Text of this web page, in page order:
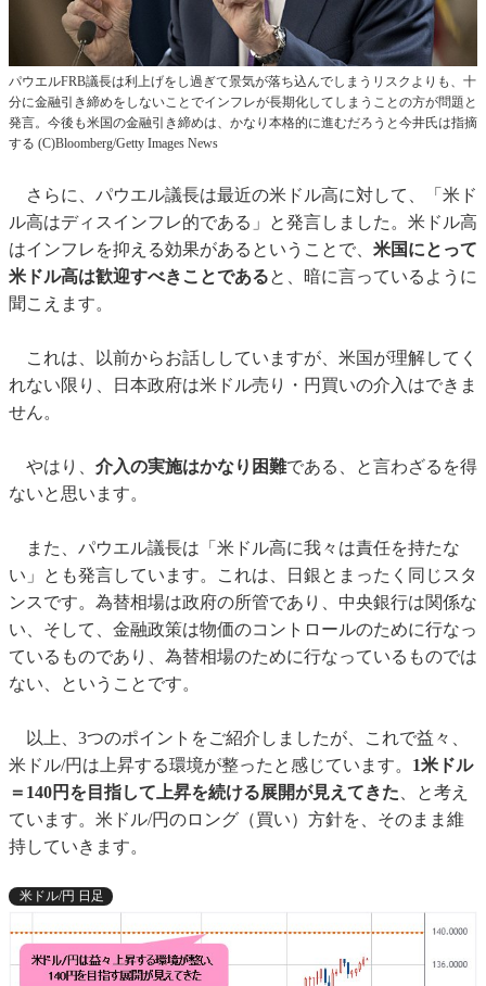
パウエルFRB議長は利上げをし過ぎて景気が落ち込んでしまうリスクよりも、十
分に金融引き締めをしないことでインフレが長期化してしまうことの方が問題と
発言。今後も米国の金融引き締めは、かなり本格的に進むだろうと今井氏は指摘
する (C)Bloomberg/Getty Images News
さらに、パウエル議長は最近の米ドル高に対して、「米ド
ル高はディスインフレ的である」と発言しました。米ドル高
はインフレを抑える効果があるということで、 米国にとって
米ドル高は歓迎すべきことであると、暗に言っているように
聞こえます。
これは、以前からお話ししていますが、米国が理解してく
れない限り、日本政府は米ドル売り・円買いの介入はできま
せん。
やはり、 介入の実施はかなり困難である、と言わざるを得
ないと思います。
また、パウエル議長は「米ドル高に我々は責任を持たな
い」とも発言しています。これは、日銀とまったく同じスタ
ンスです。為替相場は政府の所管であり、中央銀行は関係な
い、そして、金融政策は物価のコントロールのために行なっ
ているものであり、為替相場のために行なっているものでは
ない、ということです。
以上、3つのポイントをご紹介しましたが、これで益々、
米ドル/円は上昇する環境が整ったと感じています。 1米ドル
＝140円を目指して上昇を続ける展開が見えてきた 、と考え
ています。米ドル/円のロング（買い）方針を、そのまま維
持していきます。
米ドル/円 日足